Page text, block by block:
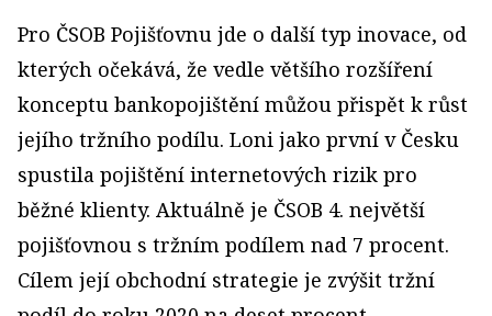
Pro ČSOB Pojišťovnu jde o další typ inovace, od
kterých očekává, že vedle většího rozšíření
konceptu bankopojištění můžou přispět k růst
jejího tržního podílu. Loni jako první v Česku
spustila pojištění internetových rizik pro
běžné klienty. Aktuálně je ČSOB 4. největší
pojišťovnou s tržním podílem nad 7 procent.
Cílem její obchodní strategie je zvýšit tržní